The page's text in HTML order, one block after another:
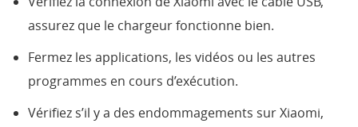
assurez que le chargeur fonctionne bien.
Fermez les applications, les vidéos ou les autres
programmes en cours d’exécution.
Vérifiez s’il y a des endommagements sur Xiaomi,